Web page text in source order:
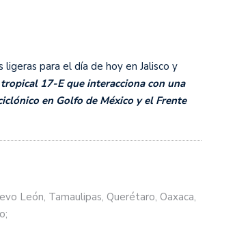
ligeras para el día de hoy en Jalisco y
17-E que interacciona con una
en Golfo de México y el Frente
León, Tamaulipas, Querétaro, Oaxaca,